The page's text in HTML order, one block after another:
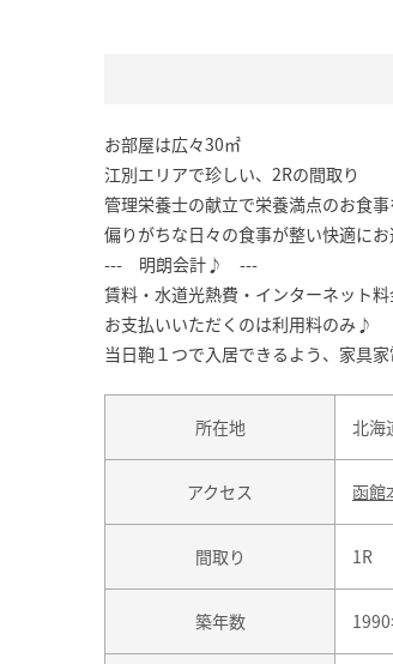
お部屋は広々30㎡
江別エリアで珍しい、2Rの間取り
管理栄養士の献立で栄養満点のお食
偏りがちな日々の食事が整い快適にお
--- 明朗会計♪ ---
賃料・水道光熱費・インターネット
お支払いいただくのは利用料のみ♪
当日鞄１つで入居できるよう、家具
所在地 北海
アクセス 函館
間取り 1R
築年数